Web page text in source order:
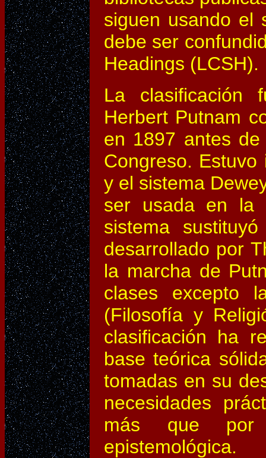
siguen usando el
debe ser
Headings (LCSH).
La clasificación
Herbert Putnam
en 1897 antes
Congreso.
y el sistema
ser usada en la
sistema
desarrollado por
la marcha de
clases excepto
(Filosofía y
clasificación ha
base teórica
tomadas en su
necesidades
más que por
epistemológica.